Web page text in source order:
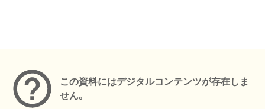
この資料にはデジタルコンテンツが存在しま
せん。